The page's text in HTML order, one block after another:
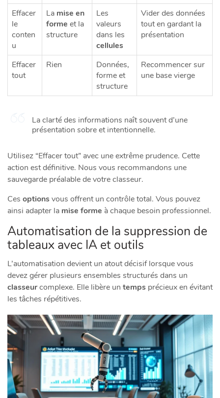
Effacer
le
conten
u
La mise en
forme et la
structure
Les
valeurs
dans les
cellules
Vider des données
tout en gardant la
présentation
Effacer
tout
Rien
Données,
forme et
structure
Recommencer sur
une base vierge
La clarté des informations naît souvent d’une
présentation sobre et intentionnelle.
Utilisez “Effacer tout” avec une extrême prudence. Cette
action est définitive. Nous vous recommandons une
sauvegarde préalable de votre classeur.
Ces optionsvous offrent un contrôle total. Vous pouvez
ainsi adapter la mise forme à chaque besoin professionnel.
Automatisation de la suppression de
tableaux avec IA et outils
L’automatisation devient un atout décisif lorsque vous
devez gérer plusieurs ensembles structurés dans un
classeurcomplexe. Elle libère un temps précieux en évitant
les tâches répétitives.